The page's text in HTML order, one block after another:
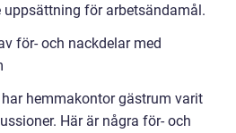
uppsättning för arbetsändamål.
för- och nackdelar med
har hemmakontor gästrum varit
Här är några för- och